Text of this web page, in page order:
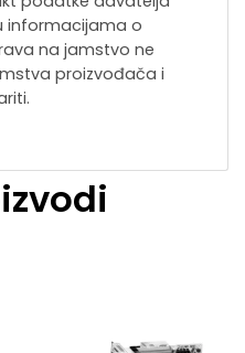
informacijama o
na jamstvo ne
proizvođača i